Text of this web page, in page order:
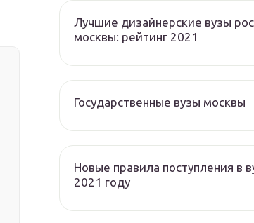
Лучшие дизайнерские вузы
москвы: рейтинг 2021
Государственные вузы москвы
Новые правила поступления в
2021 году